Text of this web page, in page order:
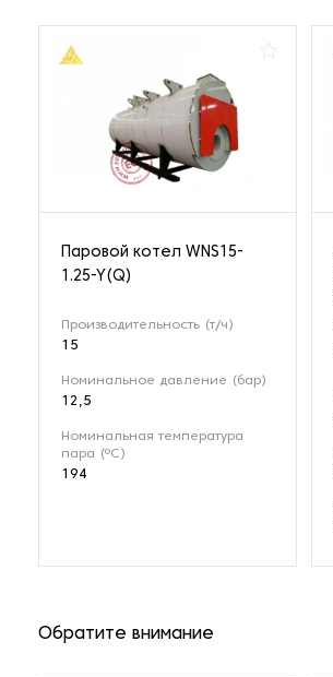
Паровой котел WNS15-
1.25-Y(Q)
Производительность (т/ч)
15
Номинальное давление (бар)
12,5
Номинальная температура
пара (ºС)
194
Обратите внимание